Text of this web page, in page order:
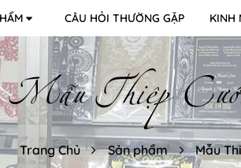
CÂU HỎI THƯỜNG GẶP KINH
Mẫu Thiệp
Trang Chủ Sản phẩm Mẫu